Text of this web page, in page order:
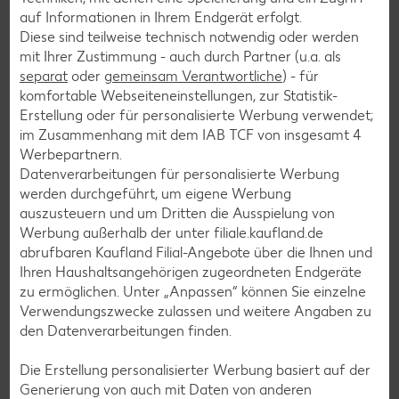
Seiten der Böden dünn mit Kakaocreme
abdecken und rundherum KitKat-Minis
andrücken. Restliche Kakaocreme in einen
Spritzbeutel mit Lochtülle (17 Millimeter) füllen.
Nun punktartig Kakaocreme auf die Oberfläche
aufspritzen und mit den restlichen Süßigkeiten
dekorieren
Rezeptvideo
Zurück zur Übersicht
auf Informationen in Ihrem Endgerät erfolgt.
Diese sind teilweise technisch notwendig oder werden
mit Ihrer Zustimmung - auch durch Partner (u.a. als
separat oder gemeinsam Verantwortliche) - für
komfortable Webseiteneinstellungen, zur Statistik-
Erstellung oder für personalisierte Werbung verwendet;
im Zusammenhang mit dem IAB TCF von insgesamt 4
Werbepartnern.
Datenverarbeitungen für personalisierte Werbung
werden durchgeführt, um eigene Werbung
auszusteuern und um Dritten die Ausspielung von
Werbung außerhalb der unter filiale.kaufland.de
abrufbaren Kaufland Filial-Angebote über die Ihnen und
Ihren Haushaltsangehörigen zugeordneten Endgeräte
zu ermöglichen. Unter „Anpassen“ können Sie einzelne
Verwendungszwecke zulassen und weitere Angaben zu
den Datenverarbeitungen finden.
Die Erstellung personalisierter Werbung basiert auf der
Generierung von auch mit Daten von anderen